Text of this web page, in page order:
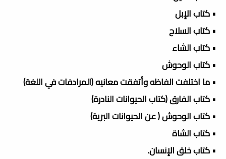
• كتاب الإبل
• كتاب السلاح
• كتاب الشاء
• كتاب الوحوش
• ما اختلفت الفاظه وأتفقت معانيه (المرادفات في اللغة)
• كتاب الفارق (كتاب الحيوانات النادرة)
• كتاب الوحوش ( عن الحيوانات البرية)
• كتاب الشاة
• كتاب خلق الإنسان.